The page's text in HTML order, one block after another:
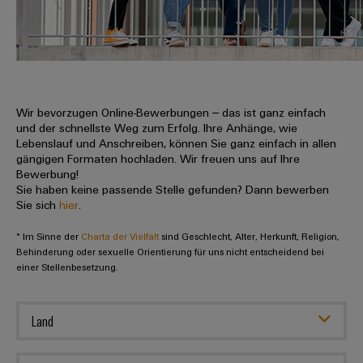
erlebbar
werden.
Datencenter
Produkte
für
Rechenzentren
–
effizient,
zuverlässig,
skalierbar
Energiespeicher
Lösungen
und
Anschlusstechnologie
DC-
u-
OS
Edge
Computing
Industrial
5G
Single
Leiterplattenklemmen
Gehäusesysteme
komponenten
Kabeleinführungssysteme
und
-
komponenten
Anschlussleitungen,
Patchkabel
Fast
Delivery
Beratung
und
digitale
Planung
easyConnect
-
Ihre
uns
Promotionfahrzeug
Distribution
Info
für
unsere
Partner
Vertrieb
Weidmüller
Zahlen
Unser
Vorstand
Nachhaltigkeit
Academy
People
Karriere
Stellen
für
Berufserfahrene
Für
Studierende
Werkstudententätigkeiten
Praktika
Abschlussarbeiten
Wir bevorzugen Online-Bewerbungen – das ist ganz einfach
und der schnellste Weg zum Erfolg. Ihre Anhänge, wie
Lebenslauf und Anschreiben, können Sie ganz einfach in allen
gängigen Formaten hochladen. Wir freuen uns auf Ihre
Bewerbung!
Sie haben keine passende Stelle gefunden? Dann bewerben
Sie sichhier
* Im Sinne der Charta der Vielfalt sind Geschlecht, Alter, Herkunft, Religion,
Behinderung oder sexuelle Orientierung für uns nicht entscheidend bei
einer Stellenbesetzung.
Land